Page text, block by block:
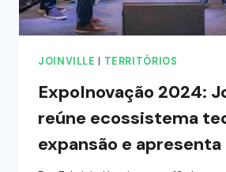
JOINVILLE TERRITÓRIOS
ExpoInovação 2024:
reúne ecossistema
expansão e